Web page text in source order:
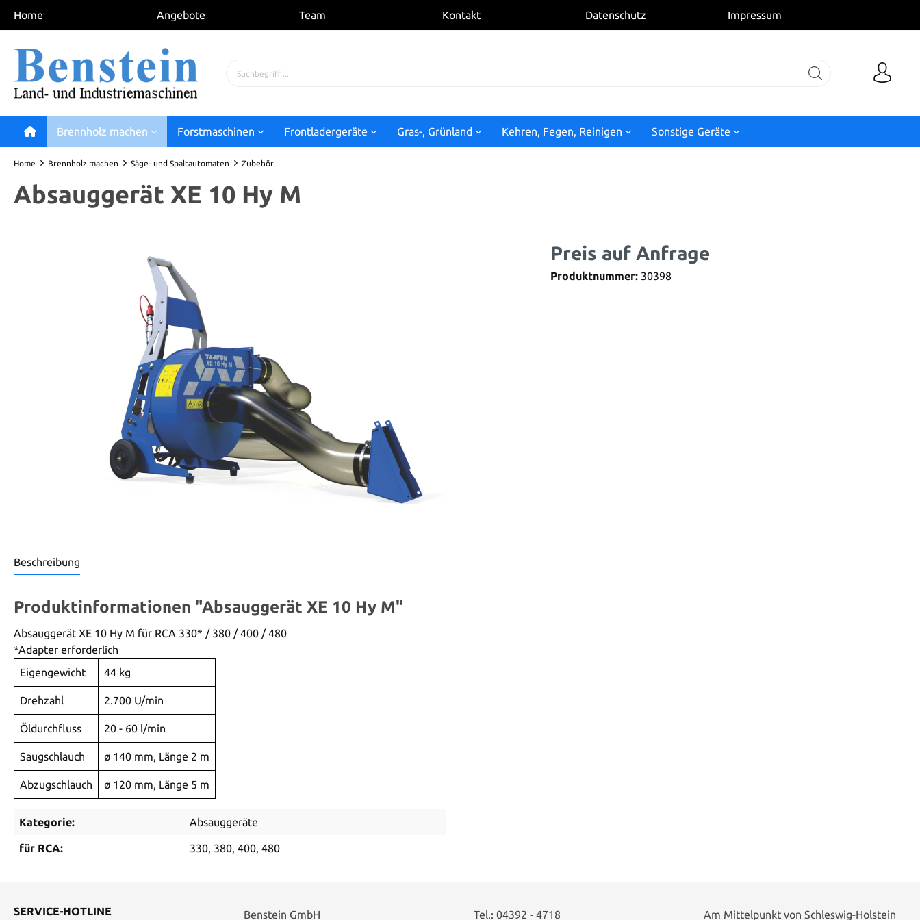
Home Angebote Team Kontakt Datenschutz Impressum
Brennholz machen Forstmaschinen Frontladergeräte Gras-, Grünland Kehren, Fegen, Reinigen Sonstige Geräte
Home Brennholz machen Säge- und Spaltautomaten Zubehör
Absauggerät XE 10 Hy M
Preis auf Anfrage
Produktnummer: 30398
Beschreibung
Produktinformationen "Absauggerät XE 10 Hy M"
Absauggerät XE 10 Hy M für RCA 330* / 380 / 400 / 480
*Adapter erforderlich
Eigengewicht
44 kg
Drehzahl 2.700 U/min
Öldurchfluss 20 - 60 l/min
Saugschlauch ø 140 mm, Länge 2 m
Abzugschlauch ø 120 mm, Länge 5 m
Kategorie: Absauggeräte
für RCA: 330, 380, 400, 480
SERVICE-HOTLINE Benstein GmbH Tel.: 04392 - 4718 Am Mittelpunkt von Schleswig-Holstein